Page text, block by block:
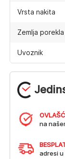
na
adresi
Vrsta nakita
Zemlja porekla
Uvoznik